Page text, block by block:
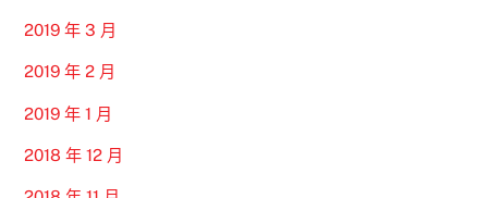
2019 年 3 月
2019 年 2 月
2019 年 1 月
2018 年 12 月